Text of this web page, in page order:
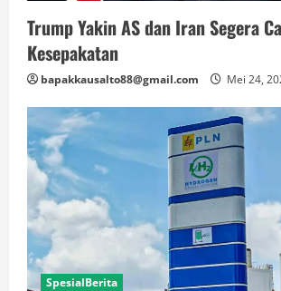
Trump Yakin AS dan Iran Segera
Kesepakatan
bapakkausalto88@gmail.com Mei 24,
SpesialBerita